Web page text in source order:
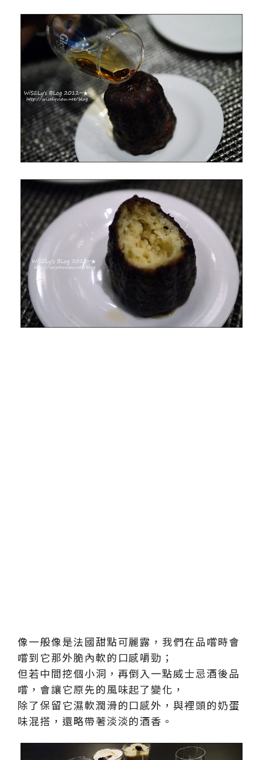
像一般像是法國甜點可麗露，我們在品嚐時會
嚐到它那外脆內軟的口感嚼勁；
但若中間挖個小洞，再倒入一點威士忌酒後品
嚐，會讓它原先的風味起了變化，
除了保留它濕軟潤滑的口感外，與裡頭的奶蛋
味混搭，還略帶著淡淡的酒香。